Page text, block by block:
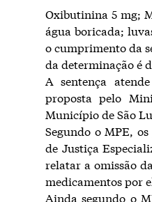
Oxibutinina 5 mg;
água boricada;
o cumprimento da
da determinação é
A sentença
proposta pelo
Município de São
Segundo o MPE,
de Justiça
relatar a omissão
medicamentos por
Ainda segundo o